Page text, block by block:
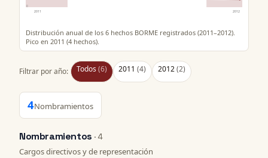
0
2011
2012
Distribución anual de los 6 hechos BORME registrados (2011–2012).
Pico en 2011 (4 hechos).
Filtrar por año: Todos (6) 2011(4) 2012(2)
4Nombramientos
Nombramientos · 4
Cargos directivos y de representación